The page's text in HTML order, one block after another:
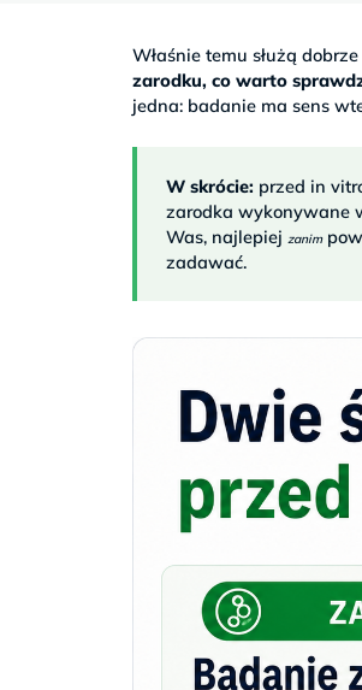
Właśnie temu służą
zarodku, co warto
jedna: badanie ma sens
W skrócie: przed in
zarodka wykonywane
Was, najlepiejzanim
zadawać.